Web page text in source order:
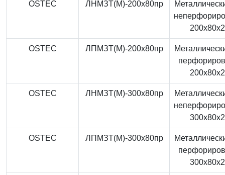
OSTEC ЛНМЗТ(М)-200x80пр
OSTEC ЛПМЗТ(М)-200x80пр
OSTEC ЛНМЗТ(М)-300x80пр
OSTEC ЛПМЗТ(М)-300x80пр